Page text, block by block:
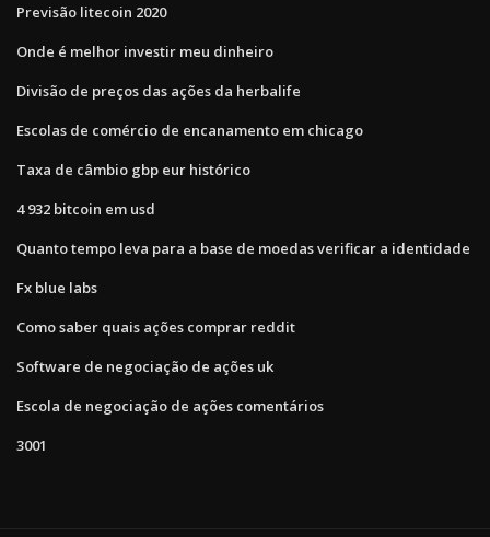
Previsão litecoin 2020
Onde é melhor investir meu dinheiro
Divisão de preços das ações da herbalife
Escolas de comércio de encanamento em chicago
Taxa de câmbio gbp eur histórico
4 932 bitcoin em usd
Quanto tempo leva para a base de moedas verificar a identidade
Fx blue labs
Como saber quais ações comprar reddit
Software de negociação de ações uk
Escola de negociação de ações comentários
3001